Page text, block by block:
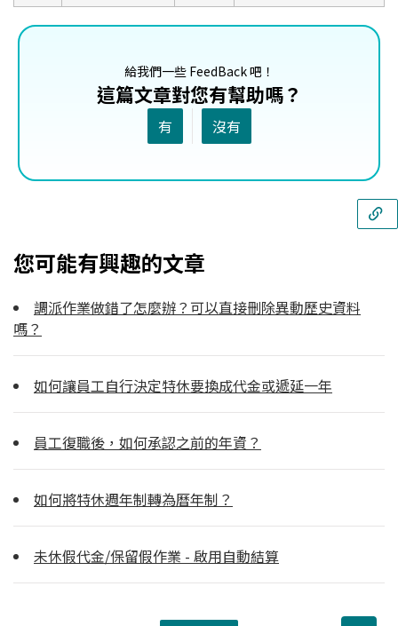
給我們一些 FeedBack 吧！
這篇文章對您有幫助嗎？
有 沒有
您可能有興趣的文章
調派作業做錯了怎麼辦？可以直接刪除異動歷史資料
嗎？
如何讓員工自行決定特休要換成代金或遞延一年
員工復職後，如何承認之前的年資？
如何將特休週年制轉為曆年制？
未休假代金/保留假作業 - 啟用自動結算